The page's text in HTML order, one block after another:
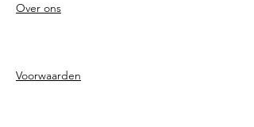
Over ons
Voorwaarden